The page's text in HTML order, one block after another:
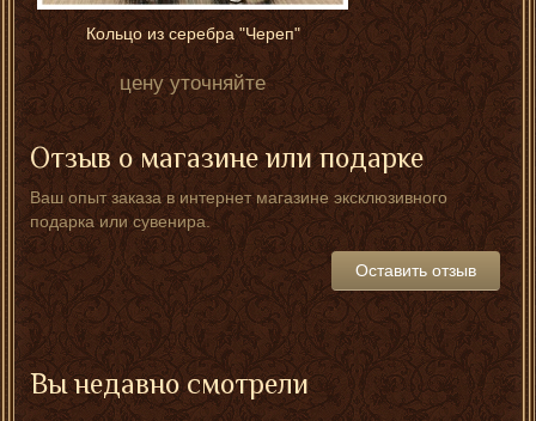
Кольцо из серебра "Череп"
цену уточняйте
Отзыв о магазине или подарке
Ваш опыт заказа в интернет магазине эксклюзивного
подарка или сувенира.
Оставить отзыв
Вы недавно смотрели